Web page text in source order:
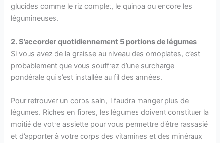
glucides comme le riz complet, le quinoa ou encore les
légumineuses.
2. S’accorder quotidiennement 5 portions de légumes
Si vous avez de la graisse au niveau des omoplates, c’est
probablement que vous souffrez d’une surcharge
pondérale qui s’est installée au fil des années.
Pour retrouver un corps sain, il faudra manger plus de
légumes. Riches en fibres, les légumes doivent constituer la
moitié de votre assiette pour vous permettre d’être rassasié
et d’apporter à votre corps des vitamines et des minéraux